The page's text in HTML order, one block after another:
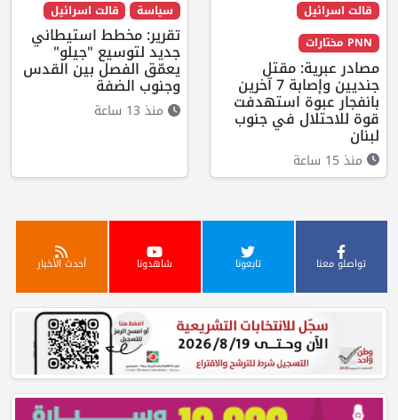
قالت اسرائيل
PNN مختارات
مصادر عبرية: مقتل
جنديين وإصابة 7 آخرين
بانفجار عبوة استهدفت
قوة للاحتلال في جنوب
لبنان
منذ 15 ساعة
سياسة قالت اسرائيل
تقرير: مخطط استيطاني
جديد لتوسيع "جيلو"
يعمّق الفصل بين القدس
وجنوب الضفة
منذ 13 ساعة
تواصلو معنا تابعونا شاهدونا أحدث الأخبار